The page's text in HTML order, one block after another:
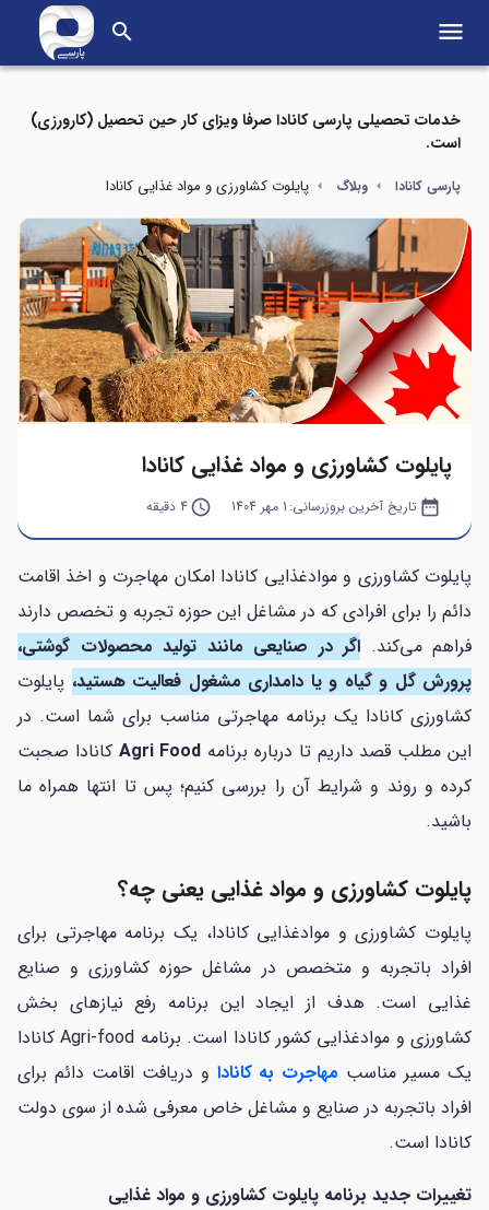
search menu
خدمات تحصیلی پارسی کانادا صرفا ویزای کار حین تحصیل (کارورزی)
است.
پارسی کانادا وبلاگ پایلوت کشاورزی و مواد غذایی کانادا
پایلوت کشاورزی و مواد غذایی کانادا
date_range تاریخ آخرین بروزرسانی: 1 مهر 1404 query_builder4 دقیقه
پایلوت کشاورزی و موادغذایی کانادا امکان مهاجرت و اخذ اقامت
دائم را برای افرادی که در مشاغل این حوزه تجربه و تخصص دارند
فراهم می‌کند. اگر در صنایعی مانند تولید محصولات گوشتی،
پرورش گل و گیاه و یا دامداری مشغول فعالیت هستید، پایلوت
کشاورزی کانادا یک برنامه مهاجرتی مناسب برای شما است. در
این مطلب قصد داریم تا درباره برنامه Agri Food کانادا صحبت
کرده و روند و شرایط آن را بررسی کنیم؛ پس تا انتها همراه ما
باشید.
پایلوت کشاورزی و مواد غذایی یعنی چه؟
پایلوت کشاورزی و موادغذایی کانادا، یک برنامه مهاجرتی برای
افراد باتجربه و متخصص در مشاغل حوزه کشاورزی و صنایع
غذایی است. هدف از ایجاد این برنامه رفع نیازهای بخش
کشاورزی و موادغذایی کشور کانادا است. برنامه Agri-food کانادا
یک مسیر مناسب مهاجرت به کانادا و دریافت اقامت دائم برای
افراد باتجربه در صنایع و مشاغل خاص معرفی شده از سوی دولت
کانادا است.
تغییرات جدید برنامه پایلوت کشاورزی و مواد غذایی